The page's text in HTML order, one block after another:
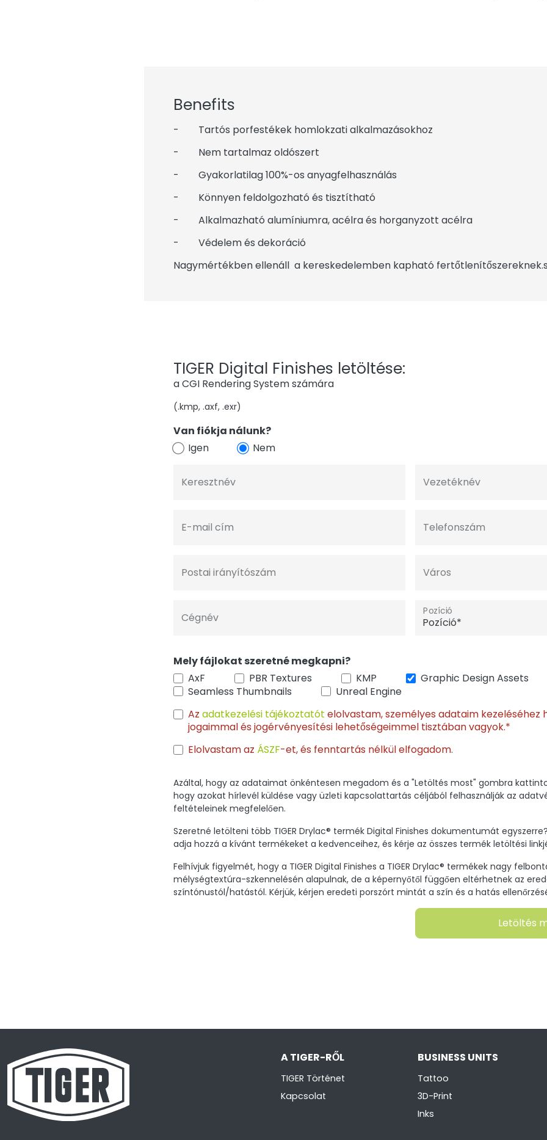
Benefits
- Tartós porfestékek homlokzati alkalmazásokhoz
- Nem tartalmaz oldószert
- Gyakorlatilag 100%-os anyagfelhasználás
- Könnyen feldolgozható és tisztítható
- Alkalmazható alumíniumra, acélra és horganyzott acélra
- Védelem és dekoráció
Nagymértékben ellenáll a kereskedelemben kapható
TIGER Digital Finishes letöltése:
a CGI Rendering System számára
(.kmp, .axf, .exr)
Van fiókja nálunk?
Igen
Nem
Keresztnév Vezetéknév
E-mail cím Telefonszám
Postai irányítószám Város
Cégnév Pozíció
Mely fájlokat szeretné megkapni?
AxF
PBR Textures KMP
Graphic Design Assets
Seamless Thumbnails
Unreal Engine
Az adatkezelési tájékoztatót elolvastam, személyes adataim kezeléséhez
jogaimmal és jogérvényesítési lehetőségeimmel tisztában vagyok.*
Elolvastam az ÁSZF-et, és fenntartás nélkül elfogadom.
Azáltal, hogy az adataimat önkéntesen megadom és a "Letöltés most" gombra
hogy azokat hírlevél küldése vagy üzleti kapcsolattartás céljából felhasználják az
feltételeinek megfelelően.
Szeretné letölteni több TIGER Drylac® termék Digital Finishes dokumentumát
adja hozzá a kívánt termékeket a kedvenceihez, és kérje az összes termék letöltési
Felhívjuk figyelmét, hogy a TIGER Digital Finishes a TIGER Drylac® termékek nagy
mélységtextúra-szkennelésén alapulnak, de a képernyőtől függően eltérhetnek az
színtónustól/hatástól. Kérjük, kérjen eredeti porszórt mintát a szín és a hatás
Letöltés
A TIGER-RŐL
TIGER Történet
Kapcsolat
BUSINESS UNITS
Tattoo
3D-Print
Inks